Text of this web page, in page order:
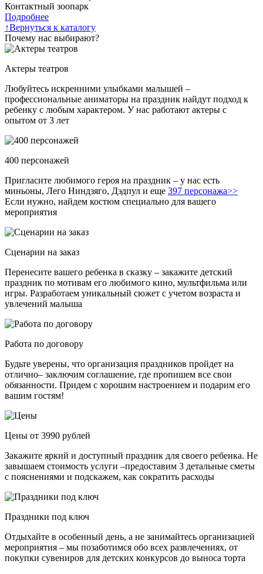
Контактный зоопарк
Подробнее
↑Вернуться к каталогу
Почему нас выбирают?
Актеры театров
Любуйтесь искренними улыбками малышей –
профессиональные аниматоры на праздник найдут подход к
ребенку с любым характером. У нас работают актеры с
опытом от 3 лет
400 персонажей
Пригласите любимого героя на праздник – у нас есть
миньоны, Лего Ниндзяго, Дэдпул и еще 397 персонажа>>
Если нужно, найдем костюм специально для вашего
мероприятия
Сценарии на заказ
Перенесите вашего ребенка в сказку – закажите детский
праздник по мотивам его любимого кино, мультфильма или
игры. Разработаем уникальный сюжет с учетом возраста и
увлечений малыша
Работа по договору
Будьте уверены, что организация праздников пройдет на
отлично– заключим соглашение, где пропишем все свои
обязанности. Придем с хорошим настроением и подарим его
вашим гостям!
Цены от 3990 рублей
Закажите яркий и доступный праздник для своего ребенка. Не
завышаем стоимость услуги –предоставим 3 детальные сметы
с пояснениями и подскажем, как сократить расходы
Праздники под ключ
Отдыхайте в особенный день, а не занимайтесь организацией
мероприятия – мы позаботимся обо всех развлечениях, от
покупки сувениров для детских конкурсов до выноса торта